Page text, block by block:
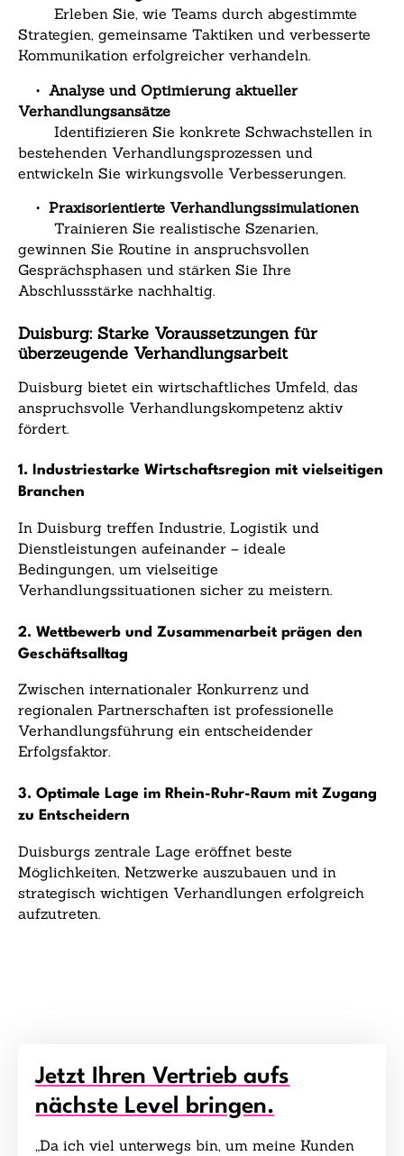
Erleben Sie, wie Teams durch abgestimmte
Strategien, gemeinsame Taktiken und verbesserte
Kommunikation erfolgreicher verhandeln.
• Analyse und Optimierung aktueller
Verhandlungsansätze
Identifizieren Sie konkrete Schwachstellen in
bestehenden Verhandlungsprozessen und
entwickeln Sie wirkungsvolle Verbesserungen.
• Praxisorientierte Verhandlungssimulationen
Trainieren Sie realistische Szenarien,
gewinnen Sie Routine in anspruchsvollen
Gesprächsphasen und stärken Sie Ihre
Abschlussstärke nachhaltig.
Duisburg: Starke Voraussetzungen für
überzeugende Verhandlungsarbeit
Duisburg bietet ein wirtschaftliches Umfeld, das
anspruchsvolle Verhandlungskompetenz aktiv
fördert.
1. Industriestarke Wirtschaftsregion mit vielseitigen
Branchen
In Duisburg treffen Industrie, Logistik und
Dienstleistungen aufeinander – ideale
Bedingungen, um vielseitige
Verhandlungssituationen sicher zu meistern.
2. Wettbewerb und Zusammenarbeit prägen den
Geschäftsalltag
Zwischen internationaler Konkurrenz und
regionalen Partnerschaften ist professionelle
Verhandlungsführung ein entscheidender
Erfolgsfaktor.
3. Optimale Lage im Rhein-Ruhr-Raum mit Zugang
zu Entscheidern
Duisburgs zentrale Lage eröffnet beste
Möglichkeiten, Netzwerke auszubauen und in
strategisch wichtigen Verhandlungen erfolgreich
aufzutreten.
Jetzt Ihren Vertrieb aufs
nächste Level bringen.
„Da ich viel unterwegs bin, um meine Kunden